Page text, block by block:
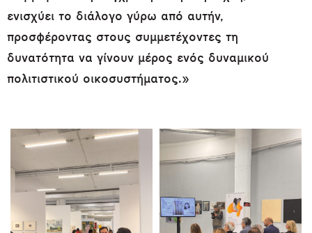
ενισχύει το διάλογο γύρω από αυτήν,
προσφέροντας στους συμμετέχοντες τη
δυνατότητα να γίνουν μέρος ενός δυναμικού
πολιτιστικού οικοσυστήματος.»